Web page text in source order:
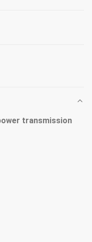
transmission